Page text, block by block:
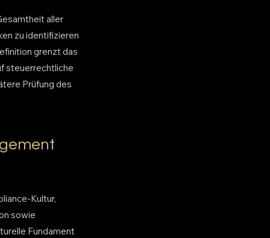
aller
zu identifizieren
grenzt das
steuerrechtliche
Prüfung des
Kultur,
sowie
Fundament